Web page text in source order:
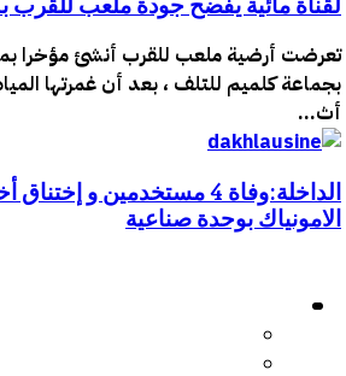
تعرضت أرضية ملعب للقرب أنشئ مؤخرا
بجماعة كلميم للتلف ، بعد أن غمرتها
أث...
الداخلة:وفاة 4 مستخدمين و
الامونياك بوحدة صناعية